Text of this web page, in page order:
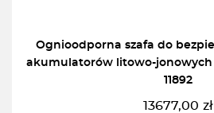
Ognioodporna szafa do
akumulatorów litowo-jonowych
11892
13677,00 zł